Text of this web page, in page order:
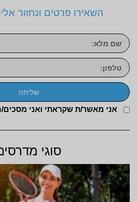
השאירו פרטים ונחזור
אני מאשר/ת שקראתי ואני
שליחה
סוגי